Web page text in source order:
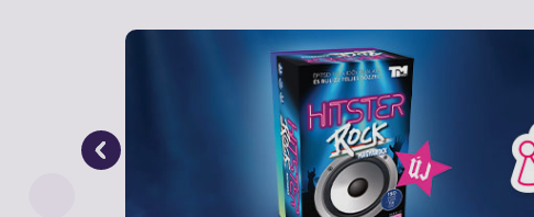
A doboz tartalma:6 db játéktábla, 3 db